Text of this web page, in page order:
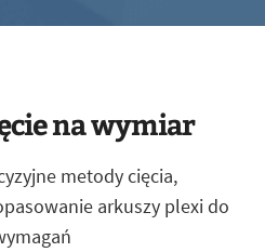
na wymiar
metody cięcia,
arkuszy plexi do